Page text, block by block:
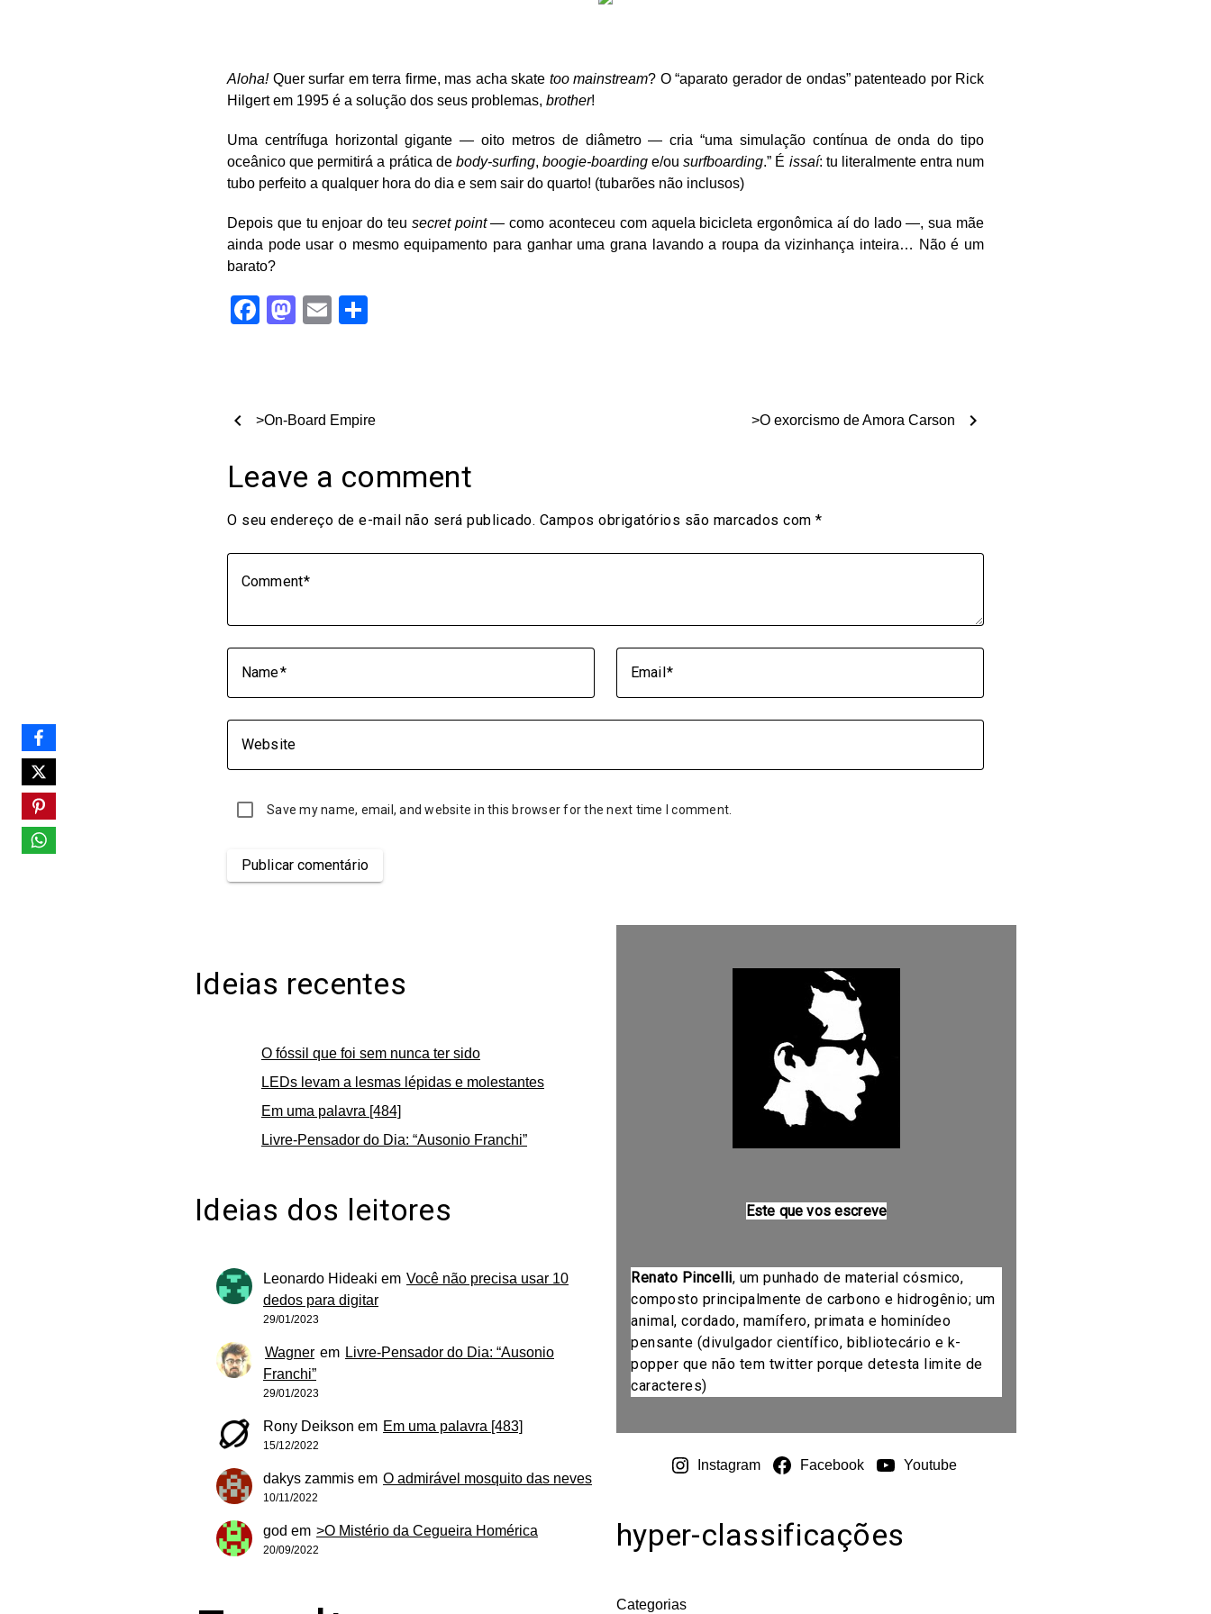
Aloha!Quer surfar em terra firme, mas acha skate too mainstream? O “aparato gerador de ondas” patenteado por Rick
Hilgert em 1995 é a solução dos seus problemas, brother!
Uma centrífuga horizontal gigante — oito metros de diâmetro — cria “uma simulação contínua de onda do tipo
oceânico que permitirá a prática de body-surfing, boogie-boardinge/ousurfboarding.” É issaí: tu literalmente entra num
tubo perfeito a qualquer hora do dia e sem sair do quarto! (tubarões não inclusos)
Depois que tu enjoar do teu secret point— como aconteceu com aquela bicicleta ergonômica aí do lado —, sua mãe
ainda pode usar o mesmo equipamento para ganhar uma grana lavando a roupa da vizinhança inteira… Não é um
barato?
Facebook
Mastodon
Email
chevron_left >On-Board Empire >O exorcismo de Amora Carson chevron_right
Leave a comment
O seu endereço de e-mail não será publicado. Campos obrigatórios são marcados com *
Comment
Name Email
Website
Save my name, email, and website in this browser for the next time I comment.
Publicar comentário
Ideias recentes
O fóssil que foi sem nunca ter sido
LEDs levam a lesmas lépidas e molestantes
Em uma palavra [484]
Livre-Pensador do Dia: “Ausonio Franchi”
Ideias dos leitores
Leonardo Hideaki em Você não precisa usar 10
dedos para digitar
29/01/2023
Wagner em Livre-Pensador do Dia: “Ausonio
Franchi”
29/01/2023
Rony Deikson em Em uma palavra [483]
15/12/2022
dakys zammis em O admirável mosquito das neves
10/11/2022
god em >O Mistério da Cegueira Homérica
20/09/2022
Este que vos escreve
Renato Pincelli, um punhado de material cósmico,
composto principalmente de carbono e hidrogênio; um
animal, cordado, mamífero, primata e hominídeo
pensante (divulgador científico, bibliotecário e k-
popper que não tem twitter porque detesta limite de
caracteres)
Instagram Facebook Youtube
hyper-classificações
Categorias